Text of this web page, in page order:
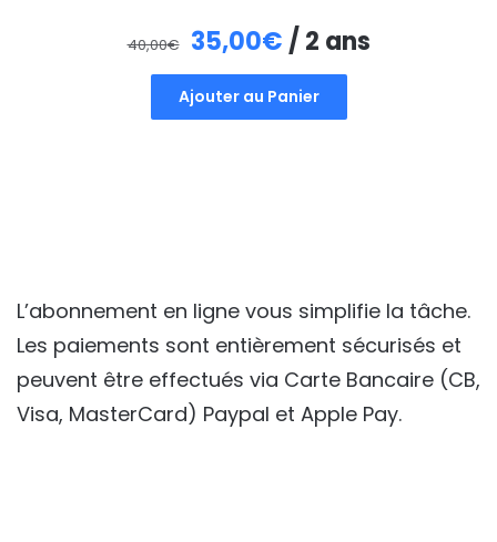
40,00€
Le
prix
initial
35,00€Le
prix
actuel
/ 2 ans
Ajouter au Panier
L’abonnement en ligne vous simplifie la tâche.
Les paiements sont entièrement sécurisés et
peuvent être effectués via Carte Bancaire (CB,
Visa, MasterCard) Paypal et Apple Pay.